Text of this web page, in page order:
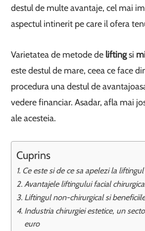
destul de multe avantaje, cel mai
aspectul intinerit pe care il ofera
Varietatea de metode de liftingsi
este destul de mare, ceea ce face
procedura una destul de
vedere financiar. Asadar, afla mai
ale acesteia.
Cuprins
Ce este si de ce sa apelezi la
Avantajele liftingului facial
Liftingul non-chirurgical si
Industria chirurgiei estetice, un
euro